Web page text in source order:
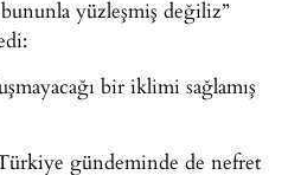
yüzleşmiş değiliz”
bir iklimi sağlamış
gündeminde de nefret